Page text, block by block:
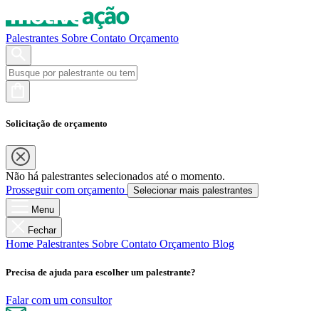
Palestrantes Sobre Contato Orçamento
Solicitação de orçamento
Não há palestrantes selecionados até o momento.
Prosseguir com orçamento
Selecionar mais palestrantes
Menu
Fechar
Home Palestrantes Sobre Contato Orçamento Blog
Precisa de ajuda para escolher um palestrante?
Falar com um consultor